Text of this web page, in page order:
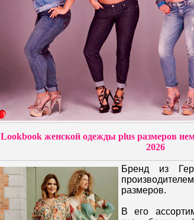
Lookbook женской одежды plus размеров
2026
Бренд из
размеров.
В его